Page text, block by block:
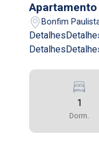
Apartamento
Bonfim
1
Dorm.